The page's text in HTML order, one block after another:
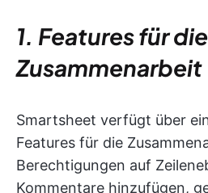
1. Features für die
Zusammenarbeit
Smartsheet verfügt über
Features für die
Berechtigungen auf
Kommentare hinzufügen,